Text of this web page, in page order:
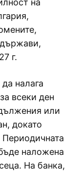
на
г.
налага
всеки ден
или
докато
наложена
На банка,